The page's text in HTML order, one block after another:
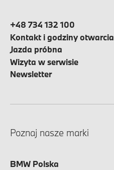
+48 734 132 100
Kontakt i godziny otwarcia
Jazda próbna
Wizyta w serwisie
Newsletter
Poznaj nasze marki
BMW Polska